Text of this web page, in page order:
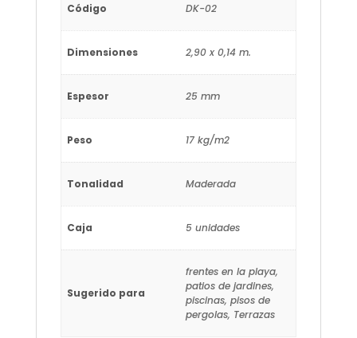
Código DK-02
Dimensiones 2,90 x 0,14 m.
Espesor 25 mm
Peso 17 kg/m2
Tonalidad Maderada
Caja 5 unidades
Sugerido para
frentes en la playa,
patios de jardines,
piscinas, pisos de
pergolas, Terrazas